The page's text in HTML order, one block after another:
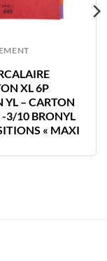
XL 6P
YL – CARTON
-3/10 BRONYL
« MAXI